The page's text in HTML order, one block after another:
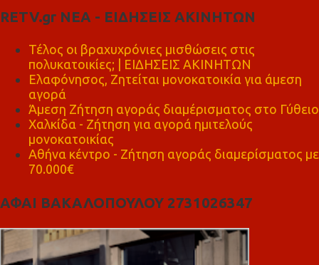
RETV.gr ΝΕΑ - ΕΙΔΗΣΕΙΣ ΑΚΙΝΗΤΩΝ
Τέλος οι βραχυχρόνιες μισθώσεις στις
πολυκατοικίες; | ΕΙΔΗΣΕΙΣ ΑΚΙΝΗΤΩΝ
Ελαφόνησος, Ζητείται μονοκατοικία για άμεση
αγορά
Άμεση Ζήτηση αγοράς διαμέρισματος στο Γύθειο
Χαλκίδα - Ζήτηση για αγορά ημιτελούς
μονοκατοικίας
Αθήνα κέντρο - Ζήτηση αγοράς διαμερίσματος με
70.000€
ΑΦΑΙ ΒΑΚΑΛΟΠΟΥΛΟΥ 2731026347